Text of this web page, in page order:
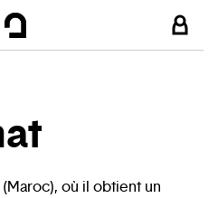
(Maroc), où il obtient un